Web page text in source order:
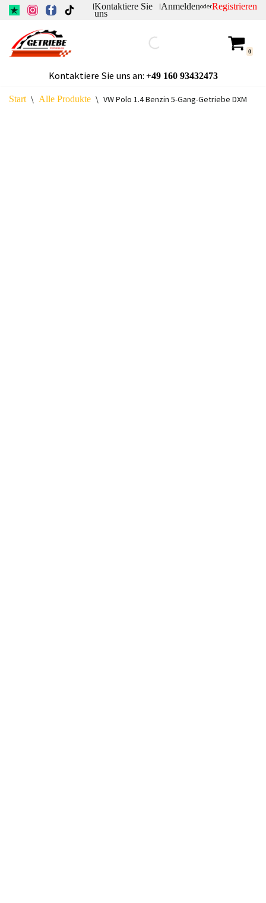
Inhalt
springen
|Kontaktiere Sie
uns
|AnmeldenoderRegistrieren
0
Kontaktiere Sie uns an: +49160 93432473
Start \ Alle Produkte \ VW Polo 1.4 Benzin 5-Gang-Getriebe DXM